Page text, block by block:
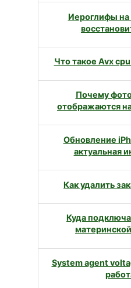
Иероглифы на
Что такое Avx
Почему
отображаются
Обновление
актуальная
Как удалить
Куда
System agent